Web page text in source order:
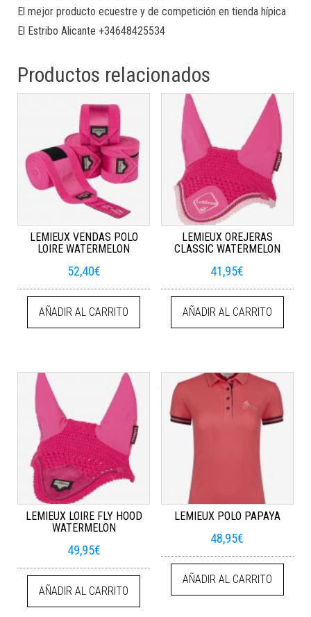
El mejor producto ecuestre y de competición en tienda hípica
El Estribo Alicante +34648425534
Productos relacionados
LEMIEUX VENDAS POLO
LOIRE WATERMELON
52,40€
AÑADIR AL CARRITO
LEMIEUX OREJERAS
CLASSIC WATERMELON
41,95€
AÑADIR AL CARRITO
LEMIEUX LOIRE FLY HOOD
WATERMELON
49,95€
AÑADIR AL CARRITO
LEMIEUX POLO PAPAYA
48,95€
AÑADIR AL CARRITO